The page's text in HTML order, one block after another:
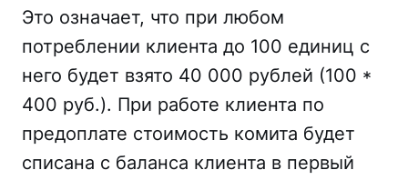
Это означает, что при любом
потреблении клиента до 100 единиц с
него будет взято 40 000 рублей (100 *
400 руб.). При работе клиента по
предоплате стоимость комита будет
списана с баланса клиента в первый